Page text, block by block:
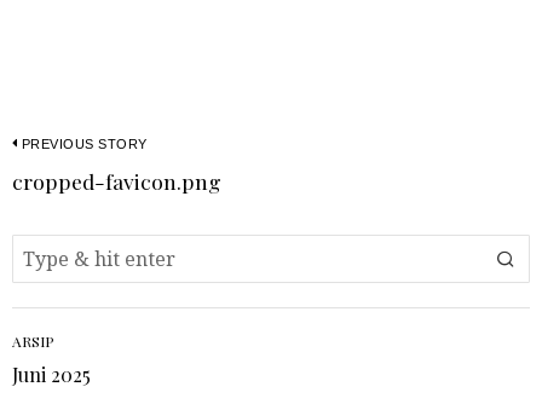
PREVIOUS STORY
cropped-favicon.png
ARSIP
Juni 2025